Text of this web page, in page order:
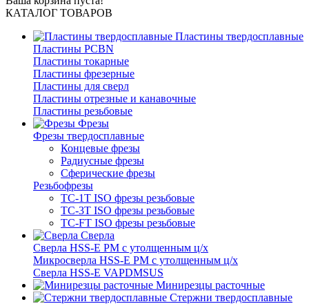
КАТАЛОГ ТОВАРОВ
Пластины твердосплавные
Пластины PCBN
Пластины токарные
Пластины фрезерные
Пластины для сверл
Пластины отрезные и канавочные
Пластины резьбовые
Фрезы
Фрезы твердосплавные
Концевые фрезы
Радиусные фрезы
Сферические фрезы
Резьбофрезы
TC-1T ISO фрезы резьбовые
TC-3T ISO фрезы резьбовые
TC-FT ISO фрезы резьбовые
Сверла
Cверла HSS-E PM c утолщенным ц/х
Микросверла HSS-E PM c утолщенным ц/х
Сверла HSS-E VAPDMSUS
Минирезцы расточные
Cтержни твердосплавные